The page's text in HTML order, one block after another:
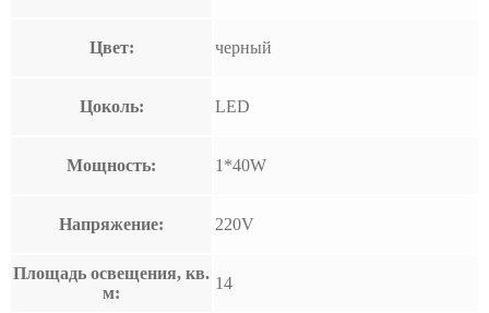
Цвет: черный
Цоколь: LED
Мощность: 1*40W
Напряжение: 220V
Площадь освещения, кв.
м:
14